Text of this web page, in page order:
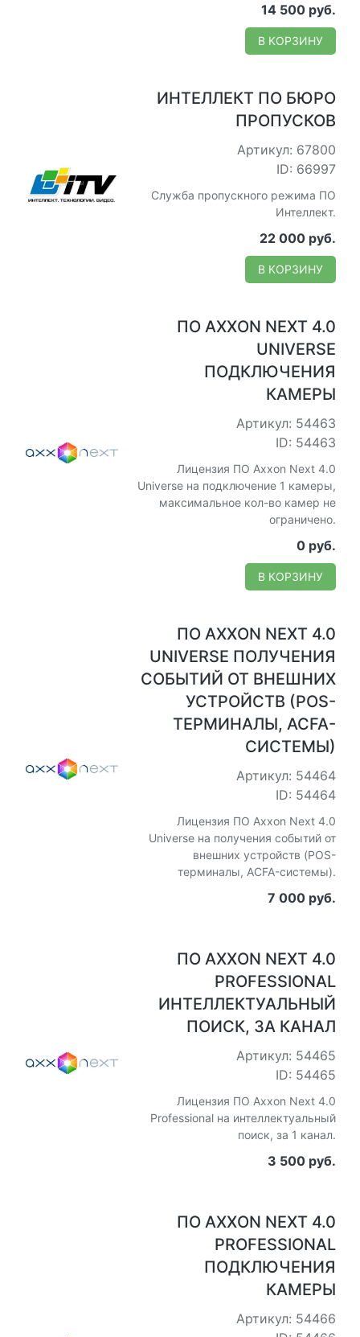
14 500 руб.
В КОРЗИНУ
ИНТЕЛЛЕКТ ПО БЮРО
ПРОПУСКОВ
Артикул: 67800
ID: 66997
Служба пропускного режима ПО
Интеллект.
22 000 руб.
В КОРЗИНУ
ПО AXXON NEXT 4.0
UNIVERSE
ПОДКЛЮЧЕНИЯ
КАМЕРЫ
Артикул: 54463
ID: 54463
Лицензия ПО Axxon Next 4.0
Universe на подключение 1 камеры,
максимальное кол-во камер не
ограничено.
0 руб.
В КОРЗИНУ
ПО AXXON NEXT 4.0
UNIVERSE ПОЛУЧЕНИЯ
СОБЫТИЙ ОТ ВНЕШНИХ
УСТРОЙСТВ (POS-
ТЕРМИНАЛЫ, ACFA-
СИСТЕМЫ)
Артикул: 54464
ID: 54464
Лицензия ПО Axxon Next 4.0
Universe на получения событий от
внешних устройств (POS-
терминалы, ACFA-системы).
7 000 руб.
ПО AXXON NEXT 4.0
PROFESSIONAL
ИНТЕЛЛЕКТУАЛЬНЫЙ
ПОИСК, ЗА КАНАЛ
Артикул: 54465
ID: 54465
Лицензия ПО Axxon Next 4.0
Professional на интеллектуальный
поиск, за 1 канал.
3 500 руб.
ПО AXXON NEXT 4.0
PROFESSIONAL
ПОДКЛЮЧЕНИЯ
КАМЕРЫ
Артикул: 54466